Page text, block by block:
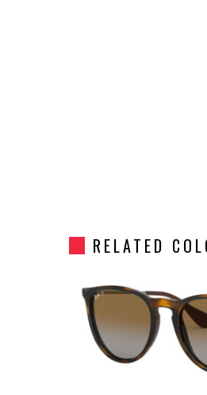
RELATED